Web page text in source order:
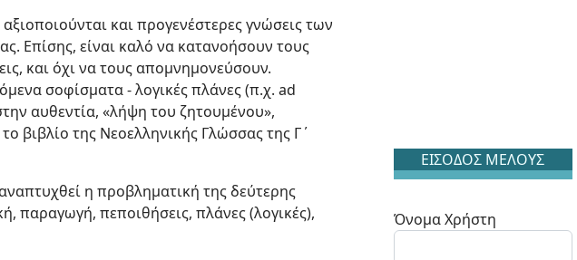
και προγενέστερες γνώσεις των
Επίσης, είναι καλό να κατανοήσουν τους
και όχι να τους απομνημονεύσουν.
σοφίσματα - λογικές πλάνες (π.χ. ad
αυθεντία, «λήψη του ζητουμένου»,
βιβλίο της Νεοελληνικής Γλώσσας της Γ΄
η προβληματική της δεύτερης
παραγωγή, πεποιθήσεις, πλάνες (λογικές),
ΕΙΣΟΔΟΣ ΜΕΛΟΥΣ
Όνομα Χρήστη